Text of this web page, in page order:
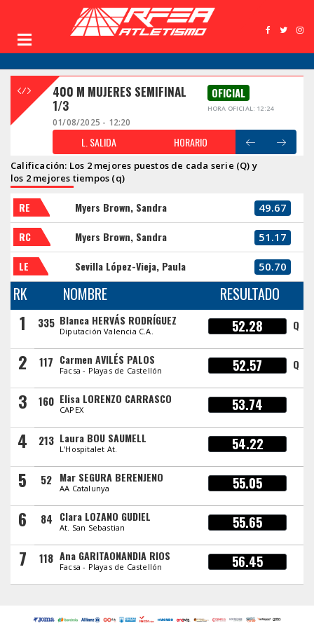
400 M MUJERES SEMIFINAL
1/3
OFICIAL
HORA OFICIAL: 12:24
01/08/2025 - 12:20
L. SALIDA HORARIO
Calificación: Los 2 mejores puestos de cada serie (Q) y
los 2 mejores tiempos (q)
RE Myers Brown, Sandra 49.67
RC Myers Brown, Sandra 51.17
LE Sevilla López-Vieja, Paula 50.70
RK NOMBRE RESULTADO
1 335 Blanca HERVÁS RODRÍGUEZ
Diputación Valencia C.A. 52.28 Q
2 117 Carmen AVILÉS PALOS
Facsa - Playas de Castellón 52.57 Q
3 160 Elisa LORENZO CARRASCO
CAPEX 53.74
4 213 Laura BOU SAUMELL
L'Hospitalet At. 54.22
5 52 Mar SEGURA BERENJENO
AA Catalunya 55.05
6 84 Clara LOZANO GUDIEL
At. San Sebastian 55.65
7 118 Ana GARITAONANDIA RIOS
Facsa - Playas de Castellón 56.45